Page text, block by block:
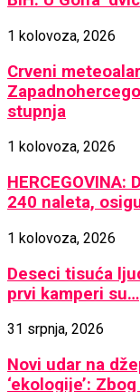
1 kolovoza, 2026
Crveni
stupnja
1 kolovoza, 2026
240 naleta,
1 kolovoza, 2026
Deseci tisuća
prvi kamperi su…
31 srpnja, 2026
Novi udar na
‘ekologije’: